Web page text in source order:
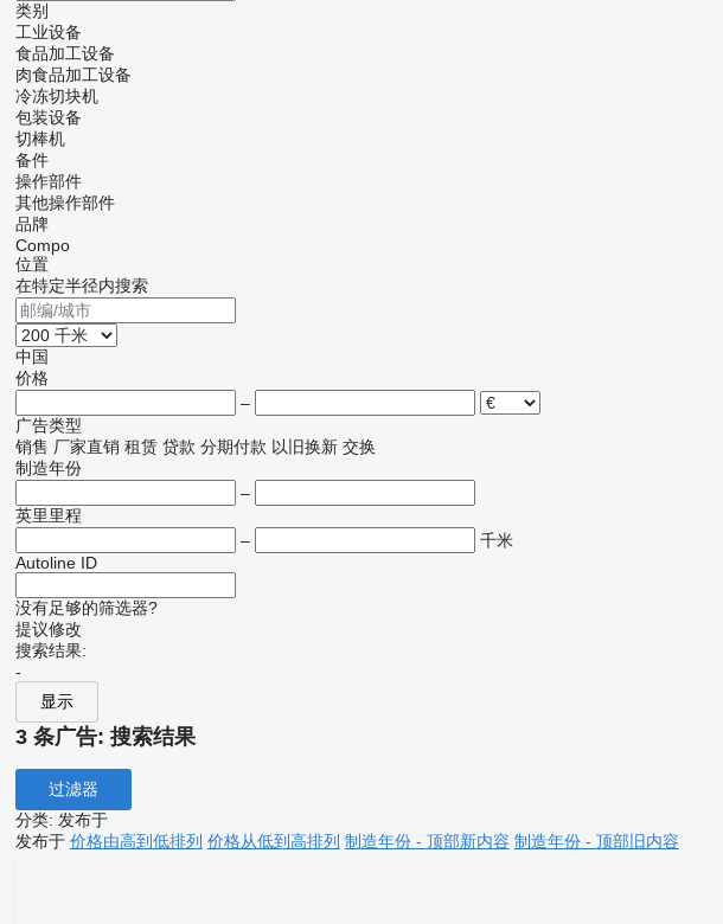
类别
工业设备
食品加工设备
肉食品加工设备
冷冻切块机
包装设备
切棒机
备件
操作部件
其他操作部件
品牌
Compo
位置
在特定半径内搜索
中国
价格
–
广告类型
销售 厂家直销 租赁 贷款 分期付款 以旧换新 交换
制造年份
–
英里里程
–
千米
Autoline ID
没有足够的筛选器?
提议修改
搜索结果:
-
显示
3 条广告: 搜索结果
过滤器
分类: 发布于
发布于 价格由高到低排列 价格从低到高排列 制造年份 - 顶部新内容 制造年份 - 顶部旧内容